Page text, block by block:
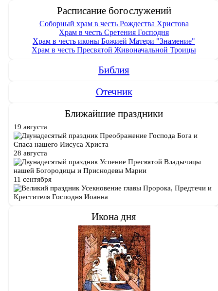
Расписание богослужений
Соборный храм в честь Рождества Христова
Храм в честь Сретения Господня
Храм в честь иконы Божией Матери "Знамение"
Храм в честь Пресвятой Живоначальной Троицы
Библия
Отечник
Ближайшие праздники
19 августа
Преображение Господа Бога и
Спаса нашего Иисуса Христа
28 августа
Успение Пресвятой Владычицы
нашей Богородицы и Приснодевы Марии
11 сентября
Усекновение главы Пророка, Предтечи и
Крестителя Господня Иоанна
Икона дня